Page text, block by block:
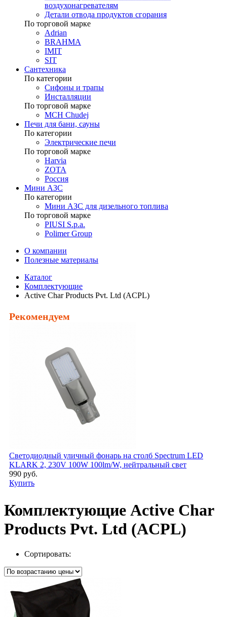
воздухонагревателям
Детали отвода продуктов сгорания
По торговой марке
Adrian
BRAHMA
IMIT
SIT
Сантехника
По категории
Сифоны и трапы
Инсталляции
По торговой марке
MCH Chudej
Печи для бани, сауны
По категории
Электрические печи
По торговой марке
Harvia
ZOTA
Россия
Мини АЗС
По категории
Мини АЗС для дизельного топлива
По торговой марке
PIUSI S.p.a.
Polimer Group
О компании
Полезные материалы
Каталог
Комплектующие
Active Char Products Pvt. Ltd (ACPL)
Рекомендуем
Светодиодный уличный фонарь на столб Spectrum LED
KLARK 2, 230V 100W 100lm/W, нейтральный свет
990 руб.
Купить
Комплектующие Active Char
Products Pvt. Ltd (ACPL)
Сортировать: